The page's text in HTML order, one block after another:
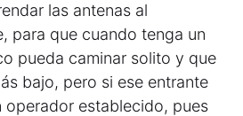
las antenas al
para que cuando tenga un
pueda caminar solito y que
bajo, pero si ese entrante
operador establecido, pues